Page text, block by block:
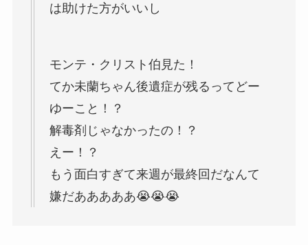
は助けた方がいいし
モンテ・クリスト伯見た！
てか未蘭ちゃん後遺症が残るってどー
ゆーこと！？
解毒剤じゃなかったの！？
えー！？
もう面白すぎて来週が最終回だなんて
嫌だあああああ😭😭😭